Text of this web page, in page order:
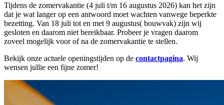
Tijdens de zomervakantie (4 juli t/m 16 augustus 2026) kan het zijn
dat je wat langer op een antwoord moet wachten vanwege beperkte
bezetting. Van 18 juli tot en met 9 augustus( bouwvak) zijn wij
gesloten en daarom niet bereikbaar. Probeer je vragen daarom
zoveel mogelijk voor of na de zomervakantie te stellen.
Bekijk onze actuele openingstijden op de contactpagina. Wij
wensen jullie een fijne zomer!